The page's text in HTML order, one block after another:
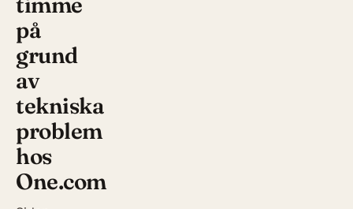
på
grund
av
tekniska
problem
hos
One.com